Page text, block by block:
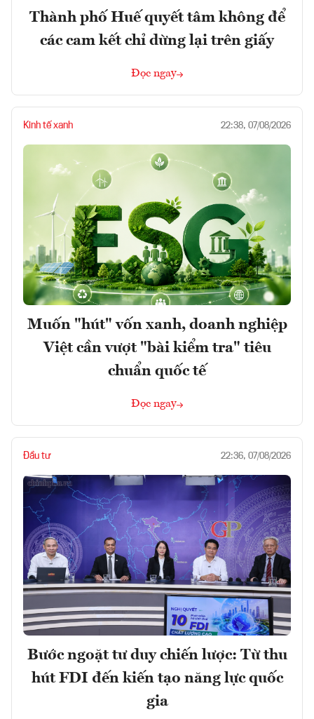
Thành phố Huế quyết tâm không để
các cam kết chỉ dừng lại trên giấy
Đọc ngay
Kinh tế xanh 22:38, 07/08/2026
Muốn "hút" vốn xanh, doanh nghiệp
Việt cần vượt "bài kiểm tra" tiêu
chuẩn quốc tế
Đọc ngay
Đầu tư 22:36, 07/08/2026
Bước ngoặt tư duy chiến lược: Từ thu
hút FDI đến kiến tạo năng lực quốc
gia